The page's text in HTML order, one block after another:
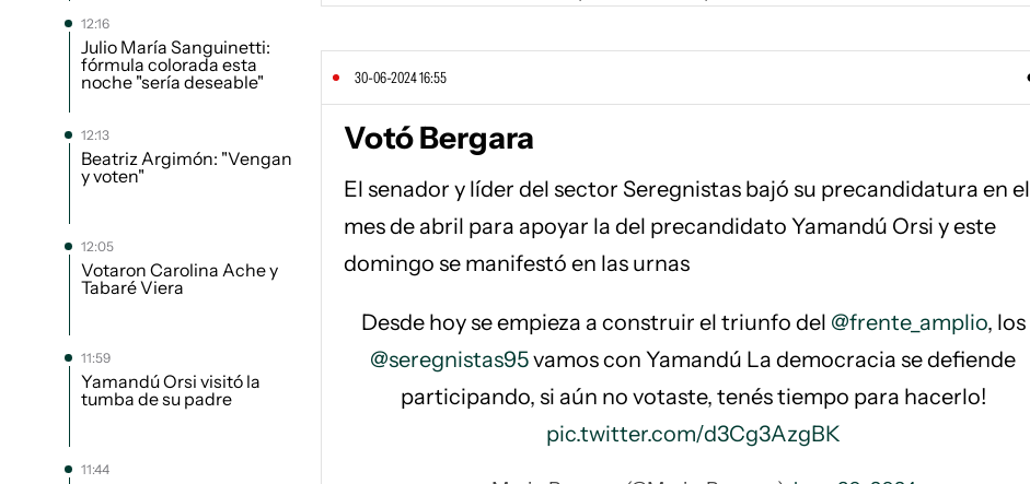
12:16
Julio María Sanguinetti:
fórmula colorada esta
noche "sería deseable"
12:13
Beatriz Argimón: "Vengan
y voten"
12:05
Votaron Carolina Ache y
Tabaré Viera
11:59
Yamandú Orsi visitó la
tumba de su padre
11:44
30-06-2024 16:55
Votó Bergara
El senador y líder del sector Seregnistas bajó su precandidatura en el
mes de abril para apoyar la del precandidato Yamandú Orsi y este
domingo se manifestó en las urnas
Desde hoy se empieza a construir el triunfo del @frente_amplio, los
@seregnistas95vamos con Yamandú La democracia se defiende
participando, si aún no votaste, tenés tiempo para hacerlo!
pic.twitter.com/d3Cg3AzgBK